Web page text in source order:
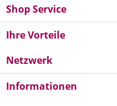
Shop Service
Ihre Vorteile
Netzwerk
Informationen